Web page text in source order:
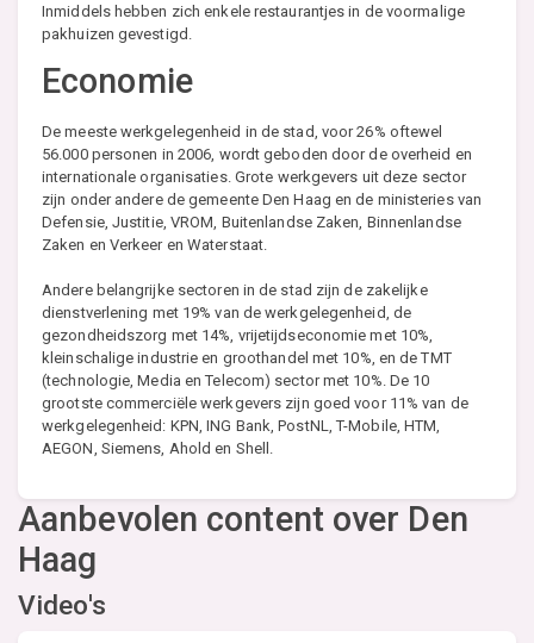
Inmiddels hebben zich enkele restaurantjes in de voormalige
pakhuizen gevestigd.
Economie
De meeste werkgelegenheid in de stad, voor 26% oftewel
56.000 personen in 2006, wordt geboden door de overheid en
internationale organisaties. Grote werkgevers uit deze sector
zijn onder andere de gemeente Den Haag en de ministeries van
Defensie, Justitie, VROM, Buitenlandse Zaken, Binnenlandse
Zaken en Verkeer en Waterstaat.
Andere belangrijke sectoren in de stad zijn de zakelijke
dienstverlening met 19% van de werkgelegenheid, de
gezondheidszorg met 14%, vrijetijdseconomie met 10%,
kleinschalige industrie en groothandel met 10%, en de TMT
(technologie, Media en Telecom) sector met 10%. De 10
grootste commerciële werkgevers zijn goed voor 11% van de
werkgelegenheid: KPN, ING Bank, PostNL, T-Mobile, HTM,
AEGON, Siemens, Ahold en Shell.
Aanbevolen content over Den
Haag
Video's